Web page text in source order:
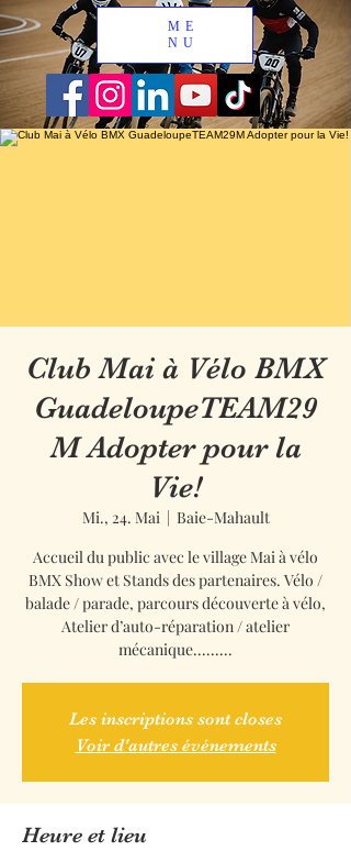
ME
NU
Club Mai à Vélo BMX
GuadeloupeTEAM29
M Adopter pour la
Vie!
Mi., 24. Mai
  |
Baie-Mahault
Accueil du public avec le village Mai à vélo
BMX Show et Stands des partenaires. Vélo /
balade / parade, parcours découverte à vélo,
Atelier d’auto-réparation / atelier
mécanique.........
Les inscriptions sont closes
Voir d'autres événements
Heure et lieu